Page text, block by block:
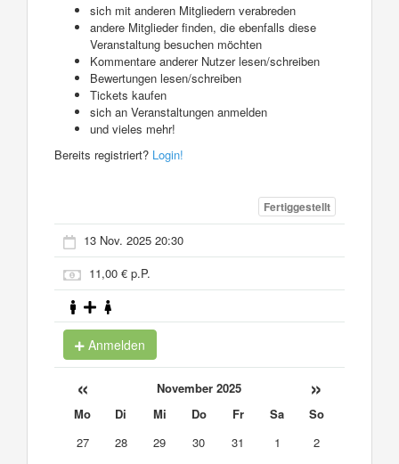
sich mit anderen Mitgliedern verabreden
andere Mitglieder finden, die ebenfalls diese
Veranstaltung besuchen möchten
Kommentare anderer Nutzer lesen/schreiben
Bewertungen lesen/schreiben
Tickets kaufen
sich an Veranstaltungen anmelden
und vieles mehr!
Bereits registriert? Login!
Fertiggestellt
13 Nov. 2025 20:30
11,00 € p.P.
Anmelden
« November 2025 »
Mo Di Mi Do Fr Sa
So
27
28 29 30 31 1
2